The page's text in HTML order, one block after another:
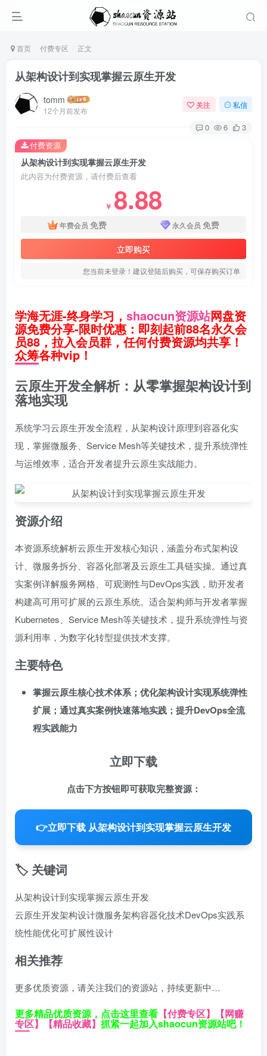
首页 付费专区 正文
从架构设计到实现掌握云原生开发
tomm
12个月前发布
关注 私信
0 6 3
从架构设计到实现掌握云原生开发
此内容为付费资源，请付费后查看
￥ 8.88
年费会员 免费 永久会员 免费
立即购买
您当前未登录！建议登陆后购买，可保存购买订单
付费资源
学海无涯-终身学习， shaocun资源站网盘资
源免费分享-限时优惠：即刻起前88名永久会
员88，拉入会员群，任何付费资源均共享！
众筹各种vip！
云原生开发全解析：从零掌握架构设计到
落地实现
系统学习云原生开发全流程，从架构设计原理到容器化实
现，掌握微服务、Service Mesh等关键技术，提升系统弹性
与运维效率，适合开发者提升云原生实战能力。
资源介绍
本资源系统解析云原生开发核心知识，涵盖分布式架构设
计、微服务拆分、容器化部署及云原生工具链实操。通过真
实案例详解服务网格、可观测性与DevOps实践，助开发者
构建高可用可扩展的云原生系统。适合架构师与开发者掌握
Kubernetes、Service Mesh等关键技术，提升系统弹性与资
源利用率，为数字化转型提供技术支撑。
主要特色
掌握云原生核心技术体系；优化架构设计实现系统弹性
扩展；通过真实案例快速落地实践；提升DevOps全流
程实践能力
立即下载
点击下方按钮即可获取完整资源：
👉立即下载 从架构设计到实现掌握云原生开发
🏷️ 关键词
从架构设计到实现掌握云原生开发
云原生开发架构设计微服务架构容器化技术DevOps实践系
统性能优化可扩展性设计
相关推荐
更多优质资源，请关注我们的资源站，持续更新中…
更多精品优质资源，点击这里查看 【付费专区】 【网赚
专区】 【精品收藏】 抓紧一起加入shaocun资源站吧！